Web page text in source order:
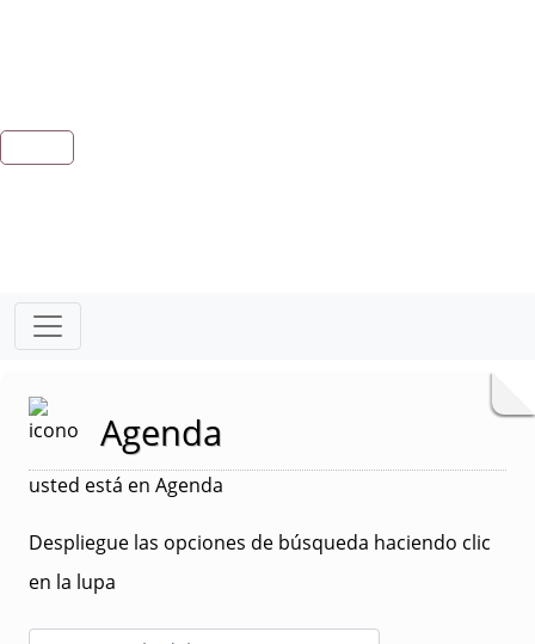
Agenda
usted está en Agenda
Despliegue las opciones de búsqueda haciendo clic
en la lupa